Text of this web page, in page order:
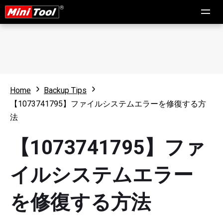
Home
Backup Tips
【1073741795】ファイルシステムエラーを修復する方
法
【1073741795】ファ
イルシステムエラー
を修復する方法